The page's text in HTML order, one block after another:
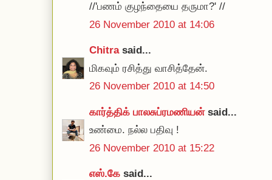
//'பணம் குழந்தையை தருமா?' //
26 November 2010 at 14:06
Chitrasaid...
மிகவும் ரசித்து வாசித்தேன்.
26 November 2010 at 14:50
கார்த்திக் பாலசுப்ரமணியன்said...
உண்மை. நல்ல பதிவு !
26 November 2010 at 15:22
எஸ்.கே said...